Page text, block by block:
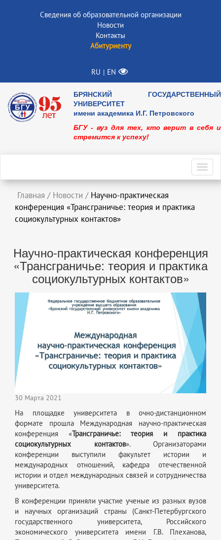
Сведения об образовательной организации
Новости
Контакты
Абитуриенту
RU | EN
БРЯНСКИЙ ГОСУДАРСТВЕННЫЙ
УНИВЕРСИТЕТ
имени академика И.Г. Петровского
БГУ - вуз для тех, кто верит в себя и
стремится к успеху!
Главная / Новости / Научно-практическая
конференция «Трансграничье: теория и практика
социокультурных контактов»
Научно-практическая конференция
«Трансграничье: теория и практика
социокультурных контактов»
30 Марта 2021
На площадке университета в очно-дистанционном
формате прошла Международная научно-практическая
конференция «Трансграничье: теория и практика
социокультурных контактов». Организаторами
конференции выступили факультет истории и
международных отношений, кафедра отечественной
истории и отдел международных связей и сотрудничества
университета.
В конференции приняли участие ученые из разных вузов
и научных организаций страны (Санкт-Петербургского
государственного университета, Российского
экономического университета имени Г.В. Плеханова,